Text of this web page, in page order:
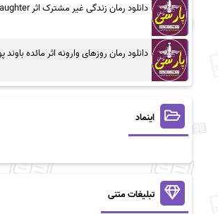
دانلود رمان زندگی غیر مشترک اثر sun_daughter
دانلود رمان روزهای وارونه اثر مائده باوند
اینماد
تبلیغات متنی